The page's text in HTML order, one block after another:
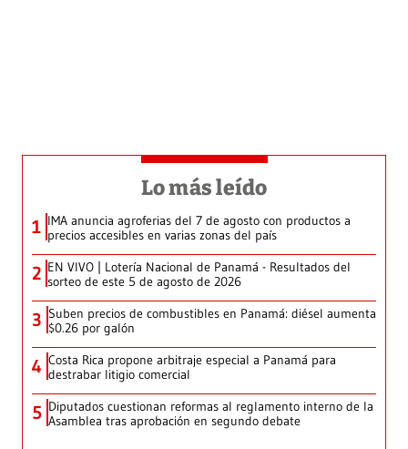
Lo más leído
1 IMA anuncia agroferias del 7 de agosto con productos a
precios accesibles en varias zonas del país
2 EN VIVO | Lotería Nacional de Panamá - Resultados del
sorteo de este 5 de agosto de 2026
3 Suben precios de combustibles en Panamá: diésel aumenta
$0.26 por galón
4 Costa Rica propone arbitraje especial a Panamá para
destrabar litigio comercial
5 Diputados cuestionan reformas al reglamento interno de la
Asamblea tras aprobación en segundo debate